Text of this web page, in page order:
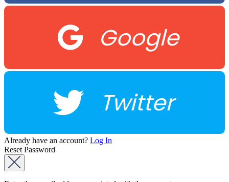
Google
Twitter
Already have an account? Log In
Reset Password